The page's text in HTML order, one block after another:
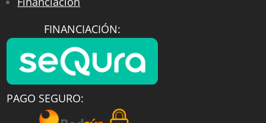
FINANCIACIÓN:
PAGO SEGURO: